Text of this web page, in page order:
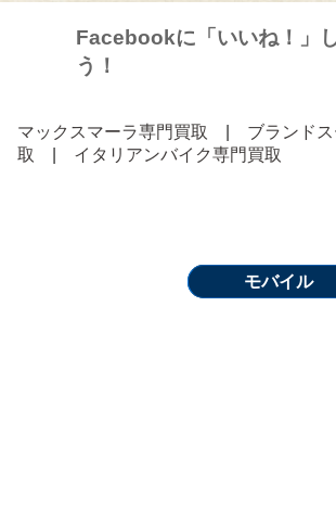
Facebookに「いいね！」
う！
マックスマーラ専門買取 ブランド
取
イタリアンバイク専門買取
モバイル